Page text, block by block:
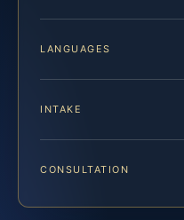
LANGUAGES
INTAKE
CONSULTATION